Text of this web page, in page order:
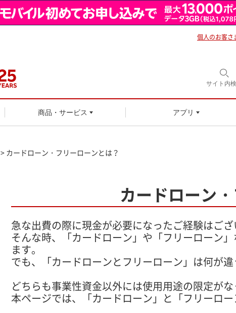
個人のお客さ
サイト内
商品・サービス アプリ
> カードローン・フリーローンとは？
カードローン
急な出費の際に現金が必要になったご経験はござ
そんな時、「カードローン」や「フリーローン
ます。
でも、「カードローンとフリーローン」は何が
どちらも事業性資金以外には使用用途の限定が
本ページでは、「カードローン」と「フリーロー